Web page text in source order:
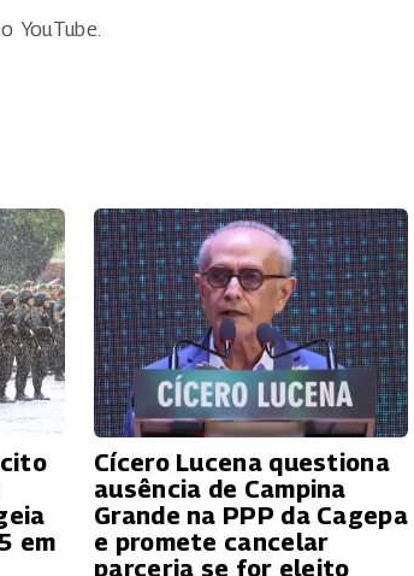
YouTube.
em
Cícero Lucena questiona
ausência de Campina
Grande na PPP da Cagepa
e promete cancelar
parceria se for eleito